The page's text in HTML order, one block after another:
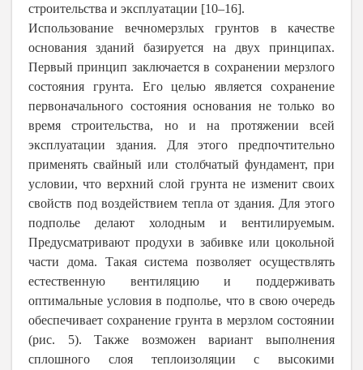
строительства и эксплуатации [10–16].
Использование вечномерзлых грунтов в качестве
основания зданий базируется на двух принципах.
Первый принцип заключается в сохранении мерзлого
состояния грунта. Его целью является сохранение
первоначального состояния основания не только во
время строительства, но и на протяжении всей
эксплуатации здания. Для этого предпочтительно
применять свайный или столбчатый фундамент, при
условии, что верхний слой грунта не изменит своих
свойств под воздействием тепла от здания. Для этого
подполье делают холодным и вентилируемым.
Предусматривают продухи в забивке или цокольной
части дома. Такая система позволяет осуществлять
естественную вентиляцию и поддерживать
оптимальные условия в подполье, что в свою очередь
обеспечивает сохранение грунта в мерзлом состоянии
(рис. 5). Также возможен вариант выполнения
сплошного слоя теплоизоляции с высокими